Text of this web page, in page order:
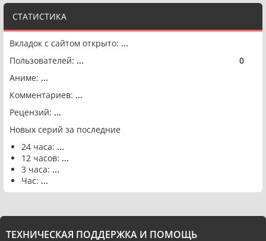
СТАТИСТИКА
Вкладок с сайтом открыто: ...
Пользователей: ... 0
Аниме: ...
Комментариев: ...
Рецензий: ...
Новых серий за последние
24 часа: ...
12 часов: ...
3 часа: ...
Час: ...
ТЕХНИЧЕСКАЯ ПОДДЕРЖКА И ПОМОЩЬ